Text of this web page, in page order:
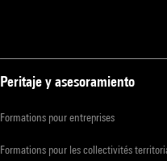
Peritaje y asesoramiento
Formations pour entreprises
Formations pour les collectivités